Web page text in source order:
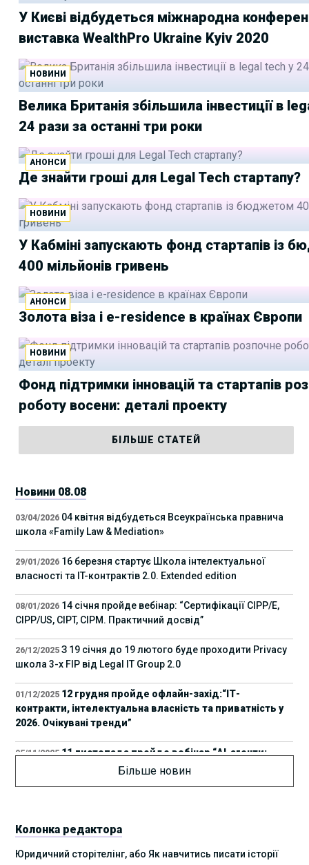
У Києві відбудеться міжнародна
виставка WealthPro Ukraine Kyiv 2020
НОВИНИ
Велика Британія збільшила інвестиції в
24 рази за останні три роки
АНОНСИ
Де знайти гроші для Legal Tech стартапу?
НОВИНИ
У Кабміні запускають фонд стартапів із
400 мільйонів гривень
АНОНСИ
Золота віза і e-residence в країнах Європи
НОВИНИ
Фонд підтримки інновацій та стартапів
роботу восени: деталі проекту
БІЛЬШЕ СТАТЕЙ
Новини 08.08
03/04/2026 04 квітня відбудеться Всеукраїнська правнича
школа «Family Law & Mediation»
29/01/2026 16 березня стартує Школа інтелектуальної
власності та IT-контрактів 2.0. Extended edition
08/01/2026 14 січня пройде вебінар: “Сертифікації СІРР/Е,
CIPP/US, CIPT, CIPM. Практичний досвід”
26/12/2025 З 19 січня до 19 лютого буде проходити Privacy
школа 3-х FIP від Legal IT Group 2.0
01/12/2025 12 грудня пройде офлайн-захід:“ІТ-
контракти, інтелектуальна власність та приватність у
2026. Очікувані тренди”
05/11/2025 11 листопада пройде вебінар “AI-агенти:
прайвесі, IP та комплаєнс ризики”
17 листопада стартує Школа юридичної
підтримки ШІ-проєктів від Legal IT Group
Більше новин
Колонка редактора
Юридичний сторітелінг, або Як навчитись писати історії